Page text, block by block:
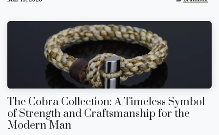
The Cobra Collection: A Timeless Symbol
of Strength and Craftsmanship for the
Modern Man